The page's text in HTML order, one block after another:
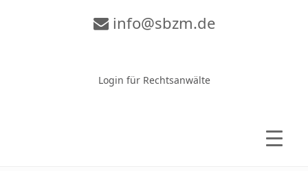
info@sbzm.de
Login für Rechtsanwälte